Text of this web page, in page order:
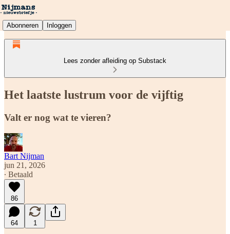
Abonneren Inloggen
Lees zonder afleiding op Substack
Het laatste lustrum voor de vijftig
Valt er nog wat te vieren?
Bart Nijman
jun 21, 2026
∙ Betaald
86
64 1